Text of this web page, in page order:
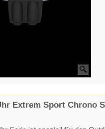
Extrem Sport Chrono